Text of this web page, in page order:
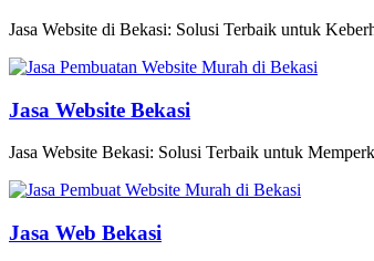
Jasa Website di Bekasi: Solusi Terbaik untuk
Jasa Website Bekasi
Jasa Website Bekasi: Solusi Terbaik untuk
Jasa Web Bekasi